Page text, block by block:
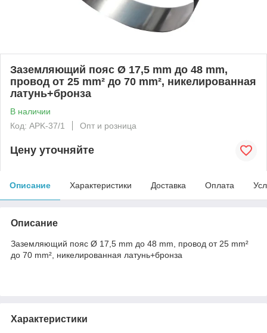
Заземляющий пояс Ø 17,5 mm до 48 mm,
провод от 25 mm² до 70 mm², никелированная
латунь+бронза
В наличии
Код: АРK-37/1
Опт и розница
Цену уточняйте
Описание Характеристики Доставка Оплата
Описание
Заземляющий пояс Ø 17,5 mm до 48 mm, провод от 25 mm²
до 70 mm², никелированная латунь+бронза
Характеристики